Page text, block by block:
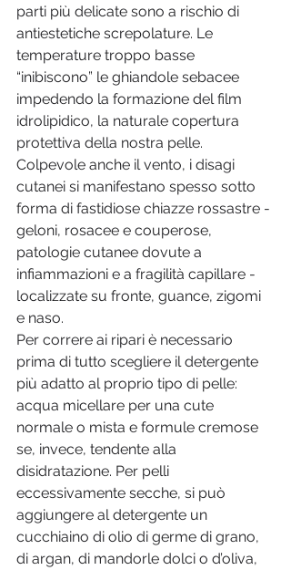
parti più delicate sono a rischio di
antiestetiche screpolature. Le
temperature troppo basse
“inibiscono” le ghiandole sebacee
impedendo la formazione del film
idrolipidico, la naturale copertura
protettiva della nostra pelle.
Colpevole anche il vento, i disagi
cutanei si manifestano spesso sotto
forma di fastidiose chiazze rossastre -
geloni, rosacee e couperose,
patologie cutanee dovute a
infiammazioni e a fragilità capillare -
localizzate su fronte, guance, zigomi
e naso.
Per correre ai ripari è necessario
prima di tutto scegliere il detergente
più adatto al proprio tipo di pelle:
acqua micellare per una cute
normale o mista e formule cremose
se, invece, tendente alla
disidratazione. Per pelli
eccessivamente secche, si può
aggiungere al detergente un
cucchiaino di olio di germe di grano,
di argan, di mandorle dolci o d’oliva,